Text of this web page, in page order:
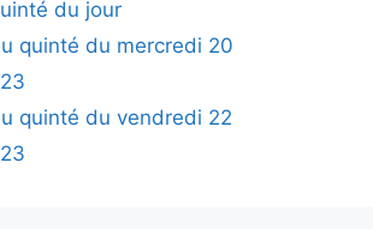
du jour
quinté du mercredi 20
quinté du vendredi 22